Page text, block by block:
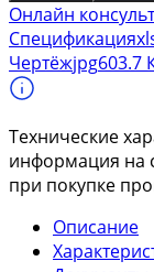
Онлайн
Спецификация
Чертёжjpg603.7
Технические
информация на
при покупке
Описание